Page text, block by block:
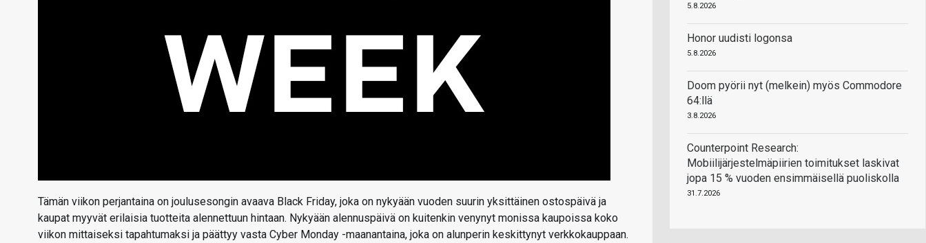
Tämän viikon perjantaina on joulusesongin avaava Black Friday, joka on nykyään vuoden suurin yksittäinen ostospäivä ja
kaupat myyvät erilaisia tuotteita alennettuun hintaan. Nykyään alennuspäivä on kuitenkin venynyt monissa kaupoissa koko
viikon mittaiseksi tapahtumaksi ja päättyy vasta Cyber Monday -maanantaina, joka on alunperin keskittynyt verkkokauppaan.
5.8.2026
Honor uudisti logonsa
5.8.2026
Doom pyörii nyt (melkein) myös Commodore
64:llä
3.8.2026
Counterpoint Research:
Mobiilijärjestelmäpiirien toimitukset laskivat
jopa 15 % vuoden ensimmäisellä puoliskolla
31.7.2026